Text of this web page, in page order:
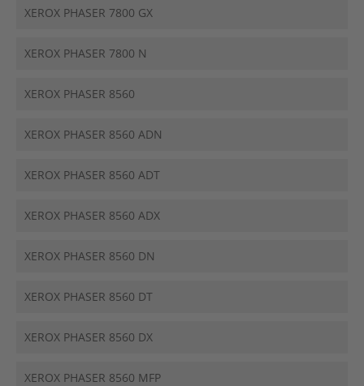
XEROX PHASER 7800 GX
XEROX PHASER 7800 N
XEROX PHASER 8560
XEROX PHASER 8560 ADN
XEROX PHASER 8560 ADT
XEROX PHASER 8560 ADX
XEROX PHASER 8560 DN
XEROX PHASER 8560 DT
XEROX PHASER 8560 DX
XEROX PHASER 8560 MFP